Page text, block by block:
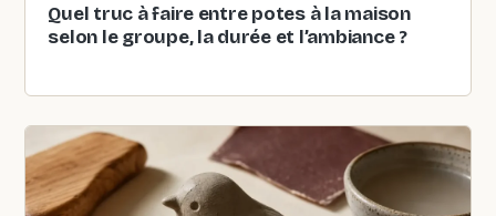
Quel truc à faire entre potes à la maison
selon le groupe, la durée et l’ambiance ?